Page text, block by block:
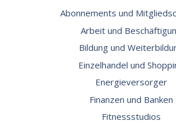
Abonnements und
Arbeit und
Bildung und
Einzelhandel und
Energieversorger
Finanzen und Banken
Fitnessstudios